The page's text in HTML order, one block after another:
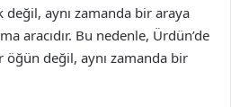
aynı zamanda bir araya
aracıdır. Bu nedenle, Ürdün’de
öğün değil, aynı zamanda bir